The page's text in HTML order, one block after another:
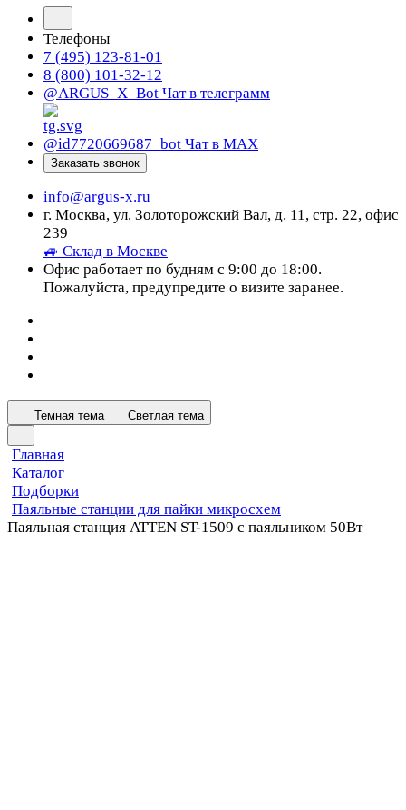
Телефоны
7 (495) 123-81-01
8 (800) 101-32-12
@ARGUS_X_Bot Чат в телеграмм
@id7720669687_bot Чат в МАХ
Заказать звонок
info@argus-x.ru
г. Москва, ул. Золоторожский Вал, д. 11, стр. 22, офис
239
🚙 Склад в Москве
Офис работает по будням с 9:00 до 18:00.
Пожалуйста, предупредите о визите заранее.
Темная тема Светлая тема
Главная
Каталог
Подборки
Паяльные станции для пайки микросхем
Паяльная станция ATTEN ST-1509 с паяльником 50Вт